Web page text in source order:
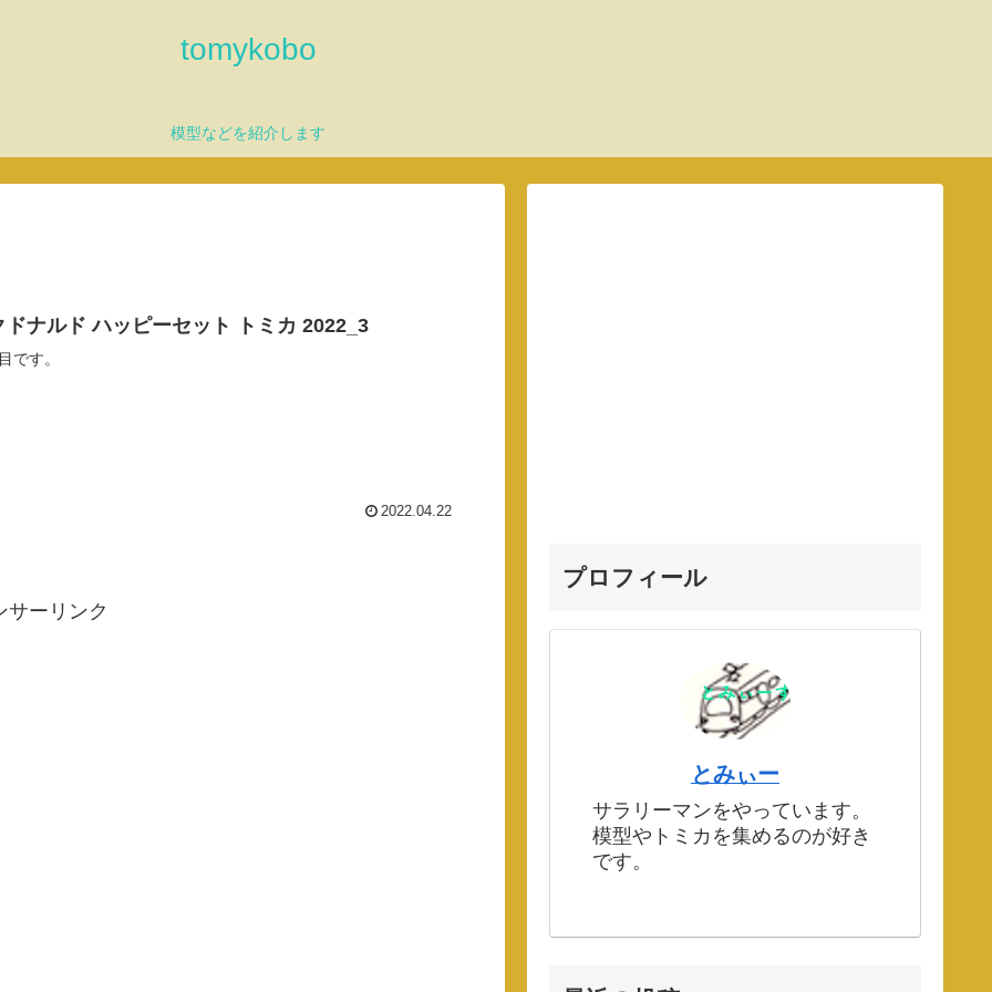
tomykobo
模型などを紹介します
ドナルド ハッピーセット トミカ 2022_3
です。
2022.04.22
サーリンク
プロフィール
とみぃー
サラリーマンをやっています。
模型やトミカを集めるのが好き
です。